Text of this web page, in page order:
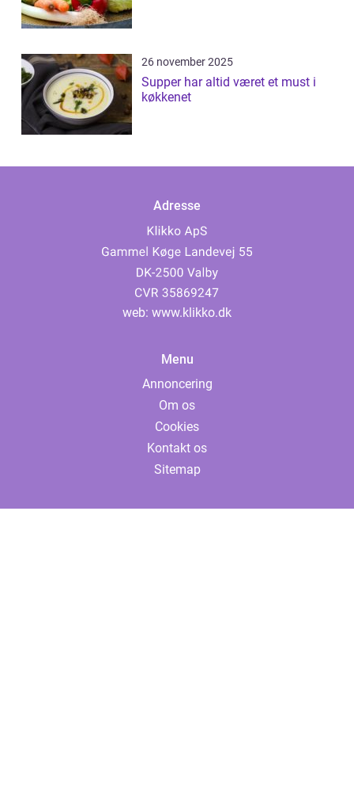
26 november 2025
Supper har altid været et must i
køkkenet
Adresse
web: www.klikko.dk
Menu
Annoncering
Om os
Cookies
Kontakt os
Sitemap